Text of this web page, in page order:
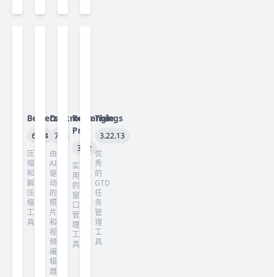
Betterzip
6.0.4
压
缩
和
解
压
缩
工
具
Darkroom
7.3
由
AI
驱
动
的
照
片
和
视
频
编
辑
器
Rectangle
Pro
3.82
实
用
的
窗
口
管
理
工
具
Things
3.22.13
优
秀
的
GTD
任
务
管
理
工
具